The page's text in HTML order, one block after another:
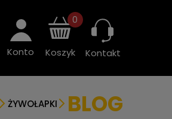
Konto Koszyk
0
Kontakt
ŻYWOŁAPKI BLOG